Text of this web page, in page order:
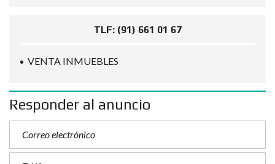
TLF: (91) 661 01 67
VENTA INMUEBLES
Responder al anuncio